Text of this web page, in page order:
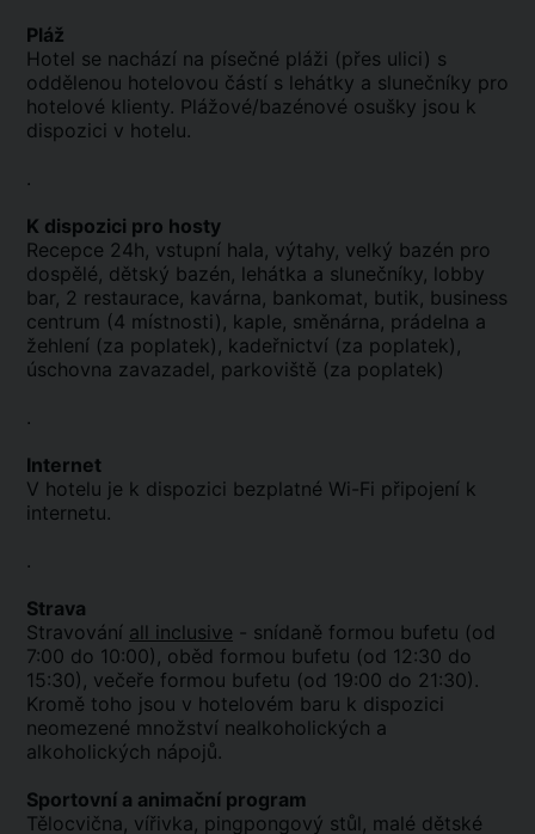
Pláž
Hotel se nachází na písečné pláži (přes ulici) s
oddělenou hotelovou částí s lehátky a slunečníky pro
hotelové klienty. Plážové/bazénové osušky jsou k
dispozici v hotelu.
.
K dispozici pro hosty
Recepce 24h, vstupní hala, výtahy, velký bazén pro
dospělé, dětský bazén, lehátka a slunečníky, lobby
bar, 2 restaurace, kavárna, bankomat, butik, business
centrum (4 místnosti), kaple, směnárna, prádelna a
žehlení (za poplatek), kadeřnictví (za poplatek),
úschovna zavazadel, parkoviště (za poplatek)
.
Internet
V hotelu je k dispozici bezplatné Wi-Fi připojení k
internetu.
.
Strava
Stravování all inclusive - snídaně formou bufetu (od
7:00 do 10:00), oběd formou bufetu (od 12:30 do
15:30), večeře formou bufetu (od 19:00 do 21:30).
Kromě toho jsou v hotelovém baru k dispozici
neomezené množství nealkoholických a
alkoholických nápojů.
Sportovní a animační program
Tělocvična, vířivka, pingpongový stůl, malé dětské